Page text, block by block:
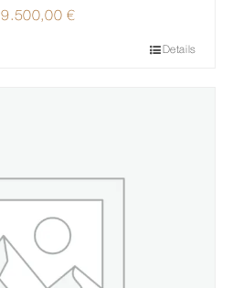
9.500,00€
Details